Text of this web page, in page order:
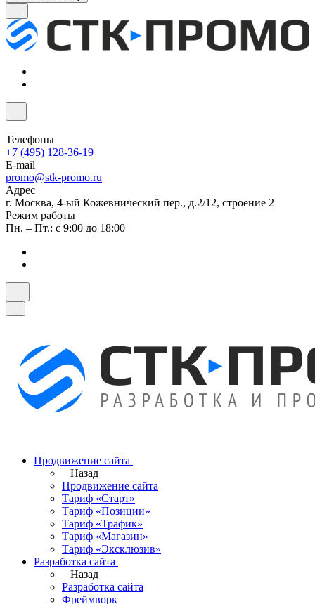
Телефоны
+7 (495) 128-36-19
E-mail
promo@stk-promo.ru
Адрес
г. Москва, 4-ый Кожевнический пер., д.2/12, строение 2
Режим работы
Пн. – Пт.: с 9:00 до 18:00
Продвижение сайта
Назад
Продвижение сайта
Тариф «Старт»
Тариф «Позиции»
Тариф «Трафик»
Тариф «Магазин»
Тариф «Эксклюзив»
Разработка сайта
Назад
Разработка сайта
Фреймворк